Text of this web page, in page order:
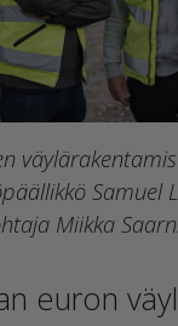
Samuel
Miikka
euron